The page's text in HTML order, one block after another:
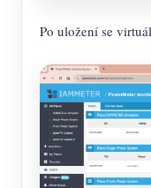
Po uložení se